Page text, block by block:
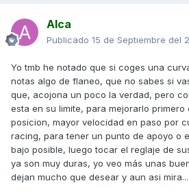
Alca
Publicado 15 de Septiembre del
Yo tmb he notado que si coges una
notas algo de flaneo, que no sabes si
que, acojona un poco la verdad, pero
esta en su limite, para mejorarlo
posicion, mayor velocidad en paso por
racing, para tener un punto de apoyo o
bajo posible, luego tocar el reglaje de
ya son muy duras, yo veo más unas
dejan mucho que desear y aun asi mira...